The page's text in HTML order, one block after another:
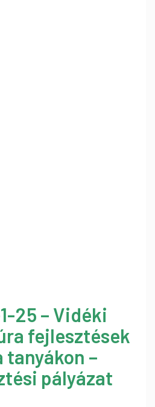
25 – Vidéki
fejlesztések
–
pályázat